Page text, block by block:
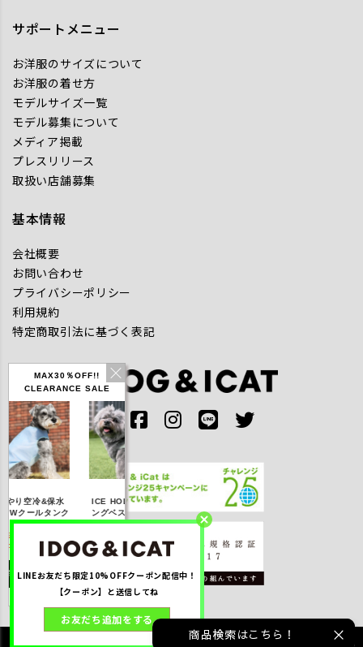
MAX30％OFF!!
CLEARANCE SALE
り空冷&保水
Wクールタンク
OFF】2,310
円(税込み)
しく見る
ICE HOLD フィッシ
ングベスト 保冷剤付
円(税込み)
詳しく見る
IDOG ICE HOLD ネ
ッククーラー 保冷剤
円(税込み)
詳しく見る
サポートメニュー
お洋服のサイズについて
お洋服の着せ方
モデルサイズ一覧
モデル募集について
メディア掲載
プレスリリース
取扱い店舗募集
基本情報
会社概要
お問い合わせ
プライバシーポリシー
利用規約
特定商取引法に基づく表記
©2021 株式会社ゼフィール All rights reserved.
LINEお友だち限定10%OFFクーポン配信中！
【クーポン】と送信してね
お友だち追加をする
商品検索はこちら！